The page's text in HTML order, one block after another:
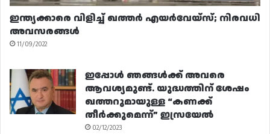
ഇന്ത്യക്കാരെ വിളിച്ച് ഖത്തർ എയർവേയ്‌സ്; നിരവധി
അവസരങ്ങൾ
11/09/2022
ഇപ്പോൾ ഞങ്ങൾക്ക് അവരെ
ആവശ്യമുണ്ട്. യുദ്ധത്തിന് ശേഷം
ഖത്തറുമായുള്ള “കണക്ക്
തീർക്കുമെന്ന്” ഇസ്രയേൽ
02/12/2023